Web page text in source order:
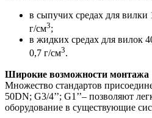
в сыпучих средах для вилки
г/см3;
в жидких средах для вилок
0,7 г/см3.
Широкие возможности монтажа
Множество стандартов
50DN; G3/4’’; G1’’– позволяют
оборудование в существующие